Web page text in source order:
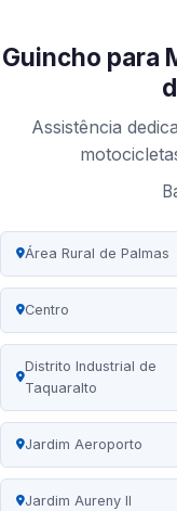
Guincho para
Assistência
Área Rural de Palmas
Centro
Distrito Industrial de
Taquaralto
Jardim Aeroporto
Jardim Aureny II